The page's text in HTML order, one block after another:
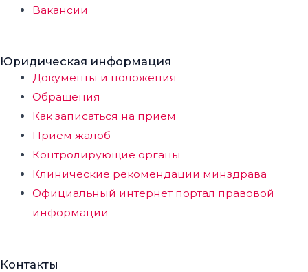
Вакансии
Юридическая информация
Документы и положения
Обращения
Как записаться на прием
Прием жалоб
Контролирующие органы
Клинические рекомендации минздрава
Официальный интернет портал правовой
информации
Контакты